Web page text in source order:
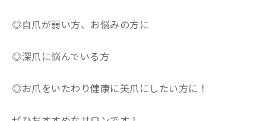
◎自爪が弱い方、お悩みの方に
◎深爪に悩んでいる方
◎お爪をいたわり健康に美爪にしたい方に！